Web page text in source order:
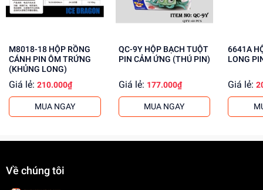
Mua ngay đồ chơi lắp ráp tại dochoitinphat.com
cung cấp giá sỉ cho khách buôn. Liên hệ ngay để biết
M8018-18 HỘP RỒNG
CÁNH PIN ÔM TRỨNG
(KHỦNG LONG)
Giá lẻ: 210.000₫
MUA NGAY
QC-9Y HỘP BẠCH TUỘT
PIN CẢM ỨNG (THÚ PIN)
Giá lẻ: 177.000₫
MUA NGAY
6641A HỘP KHỦNG
LONG
Giá lẻ:
Về chúng tôi